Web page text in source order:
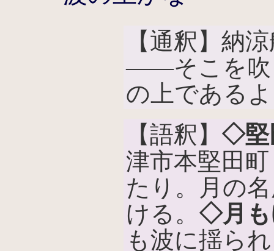
【通釈】納
――そこを吹
の上である
【語釈】 ◇堅
津市本堅田
たり。月の
ける。 ◇月も
も波に揺ら